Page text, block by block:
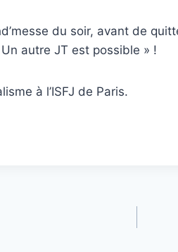
du soir, avant de
autre JT est possible » !
à l’ISFJ de Paris.